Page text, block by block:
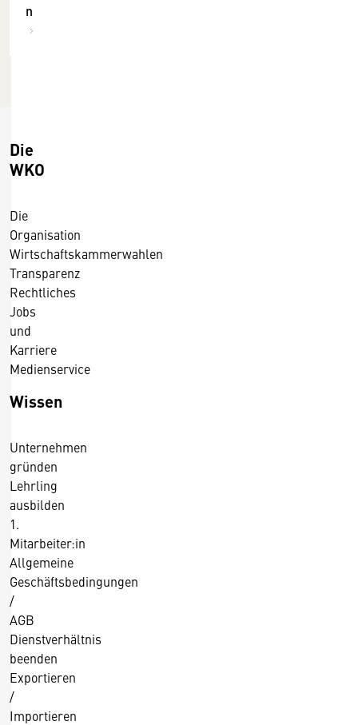
v
e
B
u
h
p
r
e
i
s
m
e
l
d
n
g
e
n
2
0
1
4
n
Die
WKO
Die
Organisation
Wirtschaftskammerwahlen
Transparenz
Rechtliches
Jobs
und
Karriere
Medienservice
Wissen
Unternehmen
gründen
Lehrling
ausbilden
1.
Mitarbeiter:in
Allgemeine
Geschäftsbedingungen
/
AGB
Dienstverhältnis
beenden
Exportieren
/
Importieren